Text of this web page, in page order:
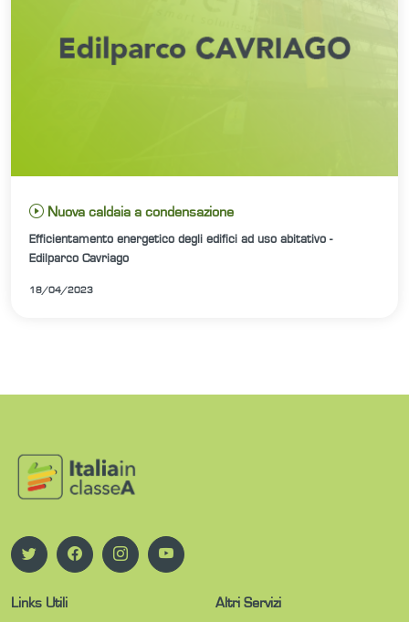
Nuova caldaia a condensazione
Efficientamento energetico degli edifici ad uso abitativo -
Edilparco Cavriago
18/04/2023
Links Utili Altri Servizi